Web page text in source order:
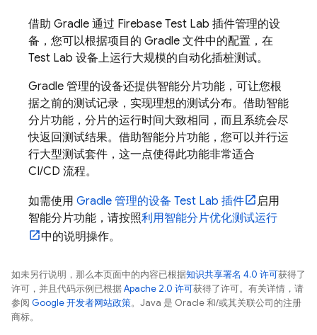
借助 Gradle 通过 Firebase Test Lab 插件管理的设
备，您可以根据项目的 Gradle 文件中的配置，在
Test Lab 设备上运行大规模的自动化插桩测试。
Gradle 管理的设备还提供智能分片功能，可让您根
据之前的测试记录，实现理想的测试分布。借助智能
分片功能，分片的运行时间大致相同，而且系统会尽
快返回测试结果。借助智能分片功能，您可以并行运
行大型测试套件，这一点使得此功能非常适合
CI/CD 流程。
如需使用 Gradle 管理的设备 Test Lab 插件
启用
智能分片功能，请按照利用智能分片优化测试运行
中的说明操作。
如未另行说明，那么本页面中的内容已根据知识共享署名 4.0 许可获得了
许可，并且代码示例已根据Apache 2.0 许可获得了许可。有关详情，请
参阅 Google 开发者网站政策。Java 是 Oracle 和/或其关联公司的注册
商标。